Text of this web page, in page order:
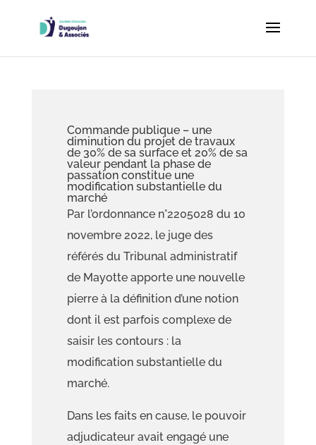
Commande publique – une
diminution du projet de travaux
de 30% de sa surface et 20% de sa
valeur pendant la phase de
passation constitue une
modification substantielle du
marché
Par l’ordonnance n°2205028 du 10
novembre 2022, le juge des
référés du Tribunal administratif
de Mayotte apporte une nouvelle
pierre à la définition d’une notion
dont il est parfois complexe de
saisir les contours : la
modification substantielle du
marché.
Dans les faits en cause, le pouvoir
adjudicateur avait engagé une